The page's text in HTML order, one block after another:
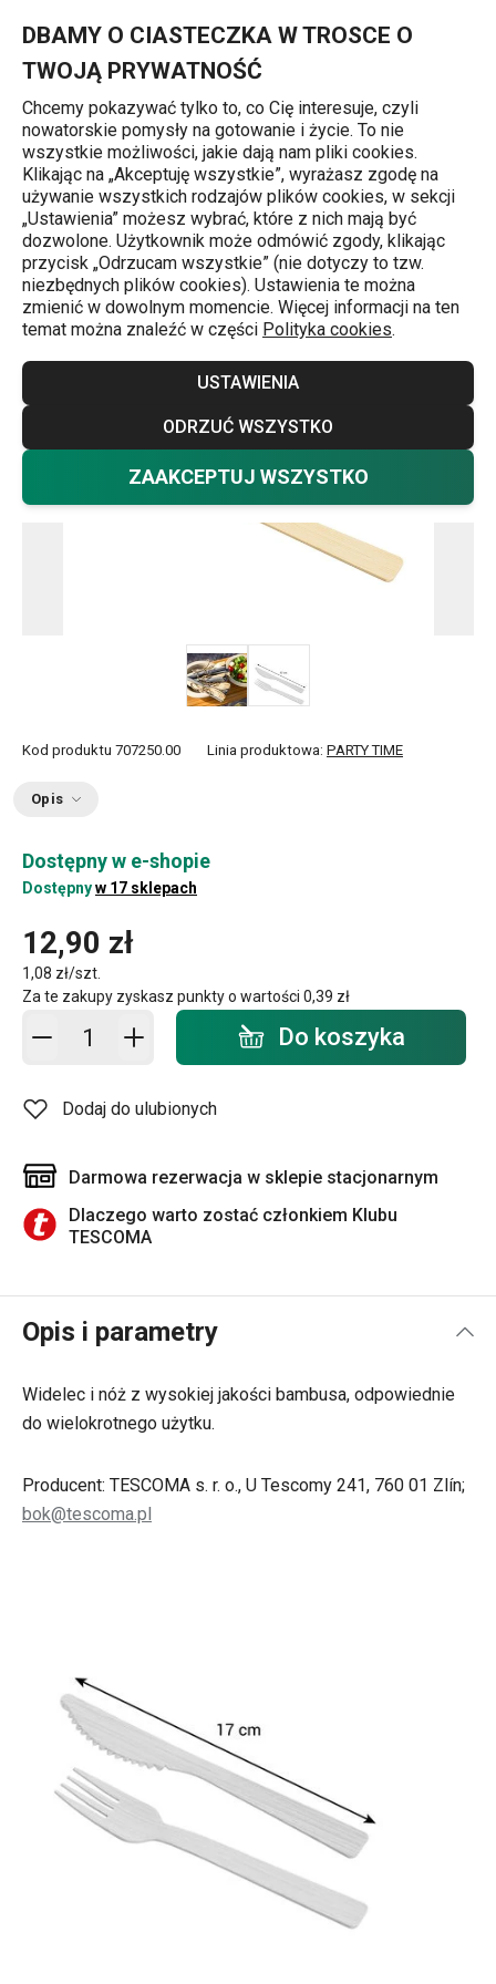
DBAMY O CIASTECZKA W TROSCE O
TWOJĄ PRYWATNOŚĆ
Chcemy pokazywać tylko to, co Cię interesuje, czyli
nowatorskie pomysły na gotowanie i życie. To nie
wszystkie możliwości, jakie dają nam pliki cookies.
Klikając na „Akceptuję wszystkie”, wyrażasz zgodę na
używanie wszystkich rodzajów plików cookies, w sekcji
„Ustawienia” możesz wybrać, które z nich mają być
dozwolone. Użytkownik może odmówić zgody, klikając
przycisk „Odrzucam wszystkie” (nie dotyczy to tzw.
niezbędnych plików cookies). Ustawienia te można
zmienić w dowolnym momencie. Więcej informacji na ten
temat można znaleźć w części Polityka cookies.
USTAWIENIA
ODRZUĆ WSZYSTKO
ZAAKCEPTUJ WSZYSTKO
Outdoor
Widelec i nóż PARTY TIME, bambus,
6 + 6 szt.
Kod produktu 707250.00 Linia produktowa: PARTY TIME
Opis
Dostępny w e-shopie
Dostępnyw 17 sklepach
12,90 zł
1,08 zł/szt.
Za te zakupy zyskasz punkty o wartości 0,39 zł
Dodaj do koszyka - ilość Do koszyka
Dodaj do ulubionych
Darmowa rezerwacja w sklepie stacjonarnym
Dlaczego warto zostać członkiem Klubu
TESCOMA
Opis i parametry
Widelec i nóż z wysokiej jakości bambusa, odpowiednie
do wielokrotnego użytku.
Producent: TESCOMA s. r. o., U Tescomy 241, 760 01 Zlín;
bok@tescoma.pl